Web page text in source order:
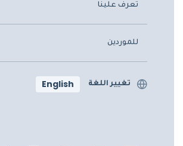
تعرف علينا
للموردين
تغيير اللغة English